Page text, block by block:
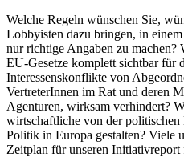
Welche Regeln wünschen Sie,
Lobbyisten dazu bringen, in
nur richtige Angaben zu
EU-Gesetze komplett sichtbar für
Interessenskonflikte von
VertreterInnen im Rat und deren
Agenturen, wirksam verhindert?
wirtschaftliche von der politischen
Politik in Europa gestalten? Viele
Zeitplan für unseren Initiativreport